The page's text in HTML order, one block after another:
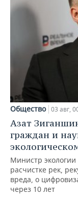
Общество 03 авг,
Азат
граждан и
Министр
расчистке рек,
вреда, о
через 10 лет